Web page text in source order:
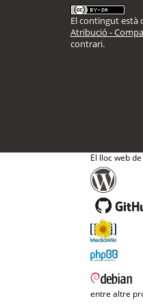
El contingut està
Atribució -
contrari.
El lloc web
entre altre